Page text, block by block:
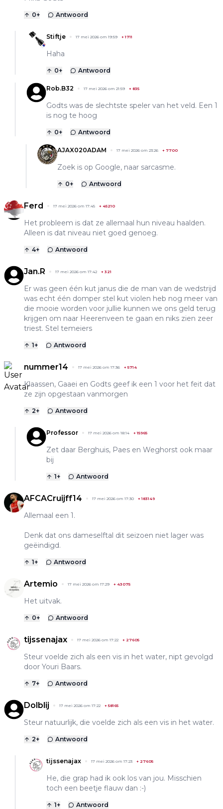
0+ Antwoord
Stiftje 17 mei 2026 om 19:59 +1711
Haha
0+ Antwoord
Rob.B32 17 mei 2026 om 21:59 + 835
Godts was de slechtste speler van het veld. Een 1
is nog te hoog
0+ Antwoord
AJAX020ADAM 17 mei 2026 om 23:26 + 7700
Zoek is op Google, naar sarcasme.
0+ Antwoord
Ferd 17 mei 2026 om 17:45 + 45210
Het probleem is dat ze allemaal hun niveau haalden.
Alleen is dat niveau niet goed genoeg.
4+ Antwoord
Jan.R 17 mei 2026 om 17:42 + 321
Er was geen één kut janus die de man van de wedstrijd
was echt één domper stel kut violen heb nog meer van
die mooie worden voor jullie kunnen we ons geld terug
krijgen om naar Heerenveen te gaan en niks zien zeer
triest. Stel temeiers
1+ Antwoord
nummer14 17 mei 2026 om 17:36 + 5714
Klaassen, Gaaei en Godts geef ik een 1 voor het feit dat
ze zijn opgestaan vanmorgen
2+ Antwoord
Professor 17 mei 2026 om 18:14 +15965
Zet daar Berghuis, Paes en Weghorst ook maar
bij
1+ Antwoord
AFCACruijff14 17 mei 2026 om 17:30 +183149
Allemaal een 1.
Denk dat ons dameselftal dit seizoen niet lager was
geëindigd.
1+ Antwoord
Artemio 17 mei 2026 om 17:29 + 43075
Het uitvak.
0+ Antwoord
tijssenajax 17 mei 2026 om 17:22 + 27605
Steur voelde zich als een vis in het water, nipt gevolgd
door Youri Baars.
7+ Antwoord
Dolblij 17 mei 2026 om 17:22 + 58165
Steur natuurlijk, die voelde zich als een vis in het water.
2+ Antwoord
tijssenajax 17 mei 2026 om 17:23 + 27605
He, die grap had ik ook los van jou. Misschien
toch een beetje flauw dan :-)
1+ Antwoord